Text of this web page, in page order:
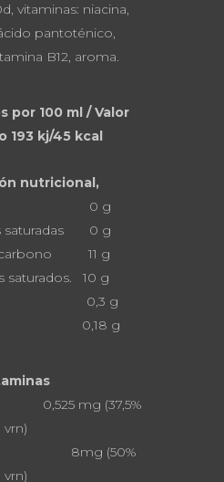
vitaminas: niacina,
pantoténico,
B12, aroma.
por 100 ml / Valor
193 kj/45 kcal
nutricional,
0 g
saturadas 0 g
carbono 11 g
saturados. 10 g
0,3 g
g
0,525 mg (37,5%
vrn)
8mg (50%
vrn)